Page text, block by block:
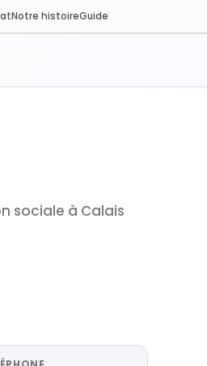
Notre histoireGuide
sociale à Calais